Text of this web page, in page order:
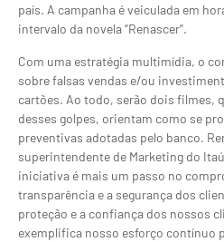
país. A campanha é veiculada em
intervalo da novela “Renascer”.
Com uma estratégia multimídia, o
sobre falsas vendas e/ou
cartões. Ao todo, serão dois filmes,
desses golpes, orientam como se
preventivas adotadas pelo banco.
superintendente de Marketing do
iniciativa é mais um passo no
transparência e a segurança dos
proteção e a confiança dos nossos
exemplifica nosso esforço contínuo